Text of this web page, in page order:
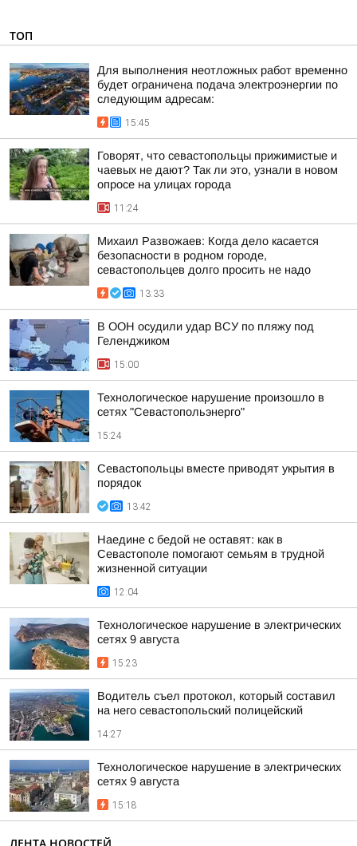
ТОП
Для выполнения неотложных работ временно
будет ограничена подача электроэнергии по
следующим адресам:
15:45
Говорят, что севастопольцы прижимистые и
чаевых не дают? Так ли это, узнали в новом
опросе на улицах города
11:24
Михаил Развожаев: Когда дело касается
безопасности в родном городе,
севастопольцев долго просить не надо
13:33
В ООН осудили удар ВСУ по пляжу под
Геленджиком
15:00
Технологическое нарушение произошло в
сетях "Севастопольэнерго"
15:24
Севастопольцы вместе приводят укрытия в
порядок
13:42
Наедине с бедой не оставят: как в
Севастополе помогают семьям в трудной
жизненной ситуации
12:04
Технологическое нарушение в электрических
сетях 9 августа
15:23
Водитель съел протокол, который составил
на него севастопольский полицейский
14:27
Технологическое нарушение в электрических
сетях 9 августа
15:18